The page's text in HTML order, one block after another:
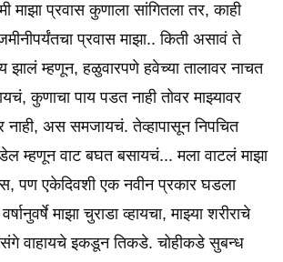
माझा प्रवास कुणाला सांगितला तर, काही
प्रवास माझा.. किती असावं ते
म्हणून, हळुवारपणे हवेच्या तालावर नाचत
कुणाचा पाय पडत नाही तोवर माझ्यावर
नाही, अस समजायचं. तेव्हापासून निपचित
म्हणून वाट बघत बसायचं... मला वाटलं माझा
पण एकेदिवशी एक नवीन प्रकार घडला
माझा चुराडा व्हायचा, माझ्या शरीराचे
वाहायचे इकडून तिकडे. चोहीकडे सुबन्ध